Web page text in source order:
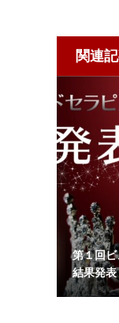
関連
第１回
結果発表